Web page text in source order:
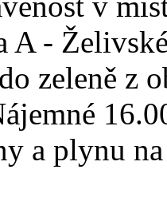
A -
zeleně z
a plynu